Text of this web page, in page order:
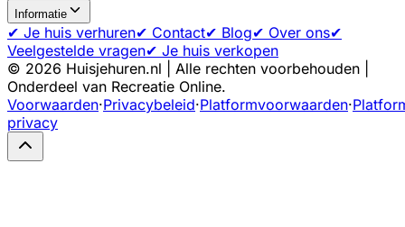
Informatie
✔ Je huis verhuren✔ Contact✔ Blog✔ Over ons✔
Veelgestelde vragen✔ Je huis verkopen
© 2026 Huisjehuren.nl | Alle rechten voorbehouden |
Onderdeel van Recreatie Online.
Voorwaarden·Privacybeleid·Platformvoorwaarden·
privacy